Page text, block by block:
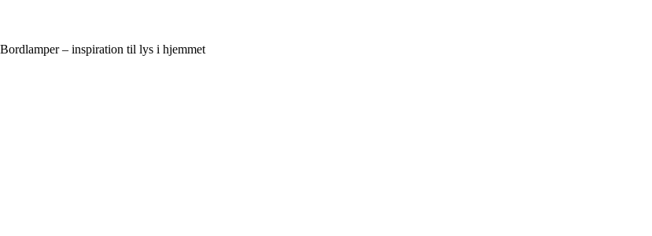
Bordlamper – inspiration til lys i hjemmet